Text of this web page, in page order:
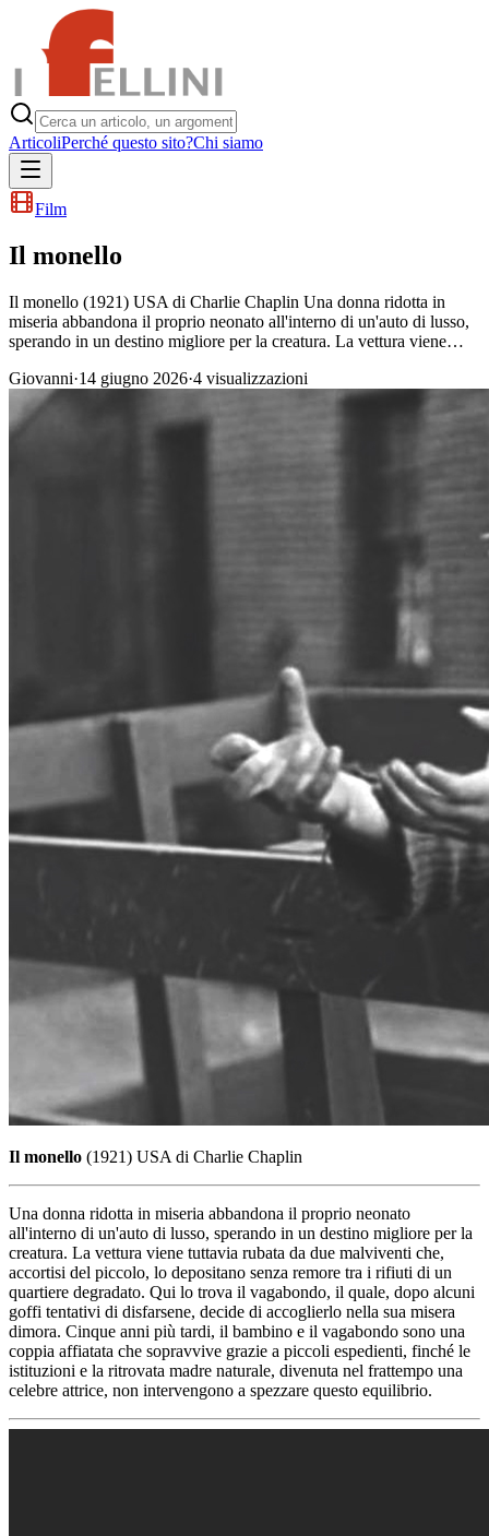
ArticoliPerché questo sito?Chi siamo
Film
Il monello
Il monello (1921) USA di Charlie Chaplin Una donna ridotta in
miseria abbandona il proprio neonato all'interno di un'auto di lusso,
sperando in un destino migliore per la creatura. La vettura viene…
Giovanni·14 giugno 2026·4 visualizzazioni
Il monello (1921) USA di Charlie Chaplin
Una donna ridotta in miseria abbandona il proprio neonato
all'interno di un'auto di lusso, sperando in un destino migliore per la
creatura. La vettura viene tuttavia rubata da due malviventi che,
accortisi del piccolo, lo depositano senza remore tra i rifiuti di un
quartiere degradato. Qui lo trova il vagabondo, il quale, dopo alcuni
goffi tentativi di disfarsene, decide di accoglierlo nella sua misera
dimora. Cinque anni più tardi, il bambino e il vagabondo sono una
coppia affiatata che sopravvive grazie a piccoli espedienti, finché le
istituzioni e la ritrovata madre naturale, divenuta nel frattempo una
celebre attrice, non intervengono a spezzare questo equilibrio.